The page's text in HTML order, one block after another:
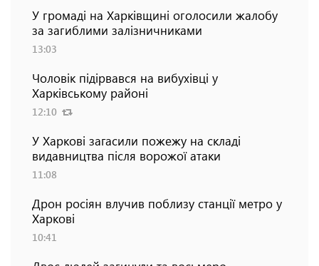
У громаді на Харківщині оголосили жалобу
за загиблими залізничниками
13:03
Чоловік підірвався на вибухівці у
Харківському районі
12:10
У Харкові загасили пожежу на складі
видавництва після ворожої атаки
11:08
Дрон росіян влучив поблизу станції метро у
Харкові
10:41